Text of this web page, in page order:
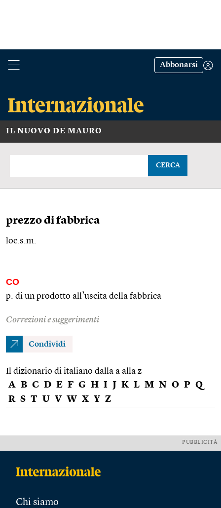
Abbonarsi
IL NUOVO DE MAURO
CERCA
prezzo di fabbrica
loc.s.m.
CO
p. di un prodotto all’uscita della fabbrica
Correzioni e suggerimenti
Condividi
Il dizionario di italiano dalla a alla z
A B C D E F G H I J K L M N O P Q
R S T U V W X Y Z
PUBBLICITÀ
Chi siamo